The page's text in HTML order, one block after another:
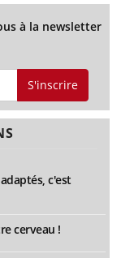
à la newsletter
S'inscrire
c'est
cerveau !